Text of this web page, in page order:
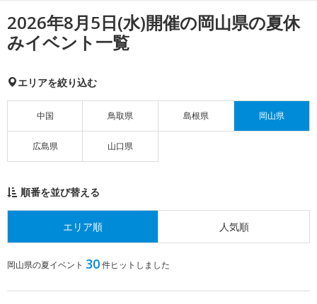
2026年8月5日(水)開催の岡山県の夏休
みイベント一覧
エリアを絞り込む
中国 鳥取県 島根県 岡山県
広島県 山口県
順番を並び替える
エリア順 人気順
岡山県の夏イベント 30件ヒットしました